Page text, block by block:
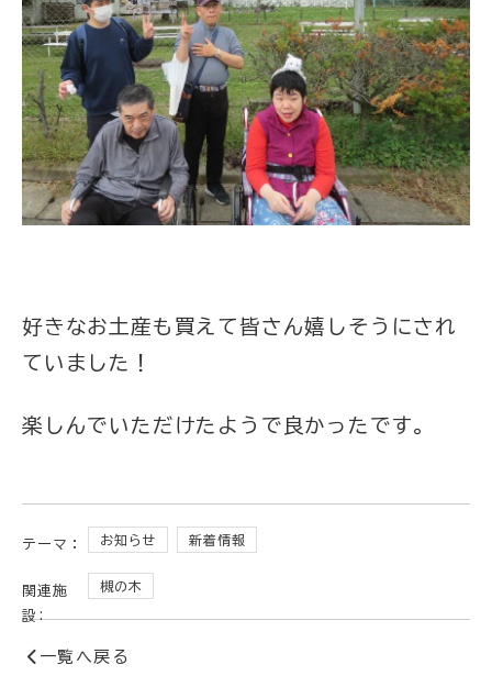
好きなお土産も買えて皆さん嬉しそうにされ
ていました！
楽しんでいただけたようで良かったです。
テーマ： お知らせ 新着情報
関連施
設:
槻の木
一覧へ戻る